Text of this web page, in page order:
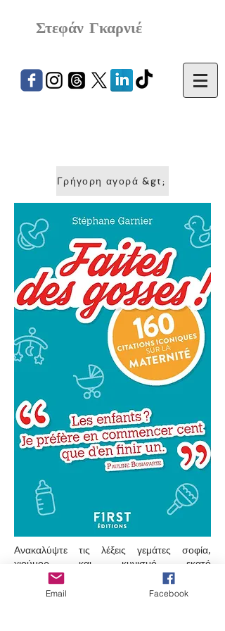
Στεφάν Γκαρνιέ
Γρήγορη αγορά &gt;
Ανακαλύψτε τις λέξεις γεμάτες σοφία,
χιούμορ και κυνισμό εκατό
προσωπικοτήτων για τα παιδιά!
Email Facebook